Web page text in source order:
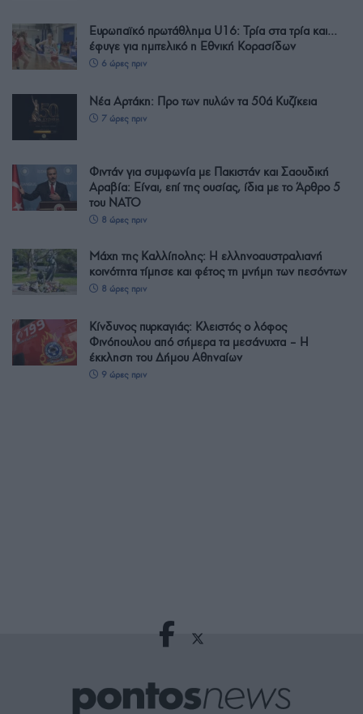
Ευρωπαϊκό πρωτάθλημα U16: Τρία στα τρία και…
έφυγε για ημιτελικό η Εθνική Κορασίδων
6 ώρες πριν
Νέα Αρτάκη: Προ των πυλών τα 50ά Κυζίκεια
7 ώρες πριν
Φιντάν για συμφωνία με Πακιστάν και Σαουδική
Αραβία: Είναι, επί της ουσίας, ίδια με το Άρθρο 5
του ΝΑΤΟ
8 ώρες πριν
Μάχη της Καλλίπολης: Η ελληνοαυστραλιανή
κοινότητα τίμησε και φέτος τη μνήμη των πεσόντων
8 ώρες πριν
Κίνδυνος πυρκαγιάς: Κλειστός ο λόφος
Φινόπουλου από σήμερα τα μεσάνυχτα – Η
έκκληση του Δήμου Αθηναίων
9 ώρες πριν